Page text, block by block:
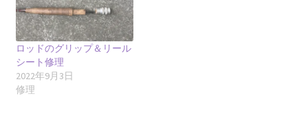
ロッドのグリップ＆リール
シート修理
2022年9月3日
修理